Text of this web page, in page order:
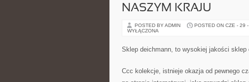
NASZYM KRAJU
POSTED BY ADMIN POSTED ON CZE - 29
WYŁĄCZONA
Sklep deichmann, to wysokiej jakości sklep
Ccc kolekcje, istnieje okazja od pewnego